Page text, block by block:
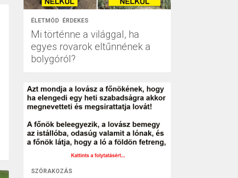
ÉLETMÓD ÉRDEKES
Mi történne a világgal, ha
egyes rovarok eltűnnének a
bolygóról?
SZÓRAKOZÁS